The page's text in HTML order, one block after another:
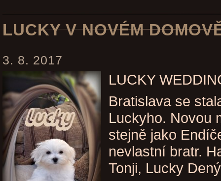
LUCKY V NOVÉM
3. 8. 2017
LUCKY
Bratislava se
Luckyho. Novou
stejně jako
nevlastní bratr.
Tonji, Lucky